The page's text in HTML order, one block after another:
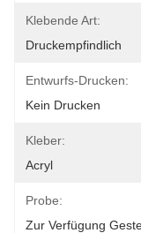
Klebende Art:
Druckempfindlich
Entwurfs-Drucken:
Kein Drucken
Kleber:
Acryl
Probe:
Zur Verfügung